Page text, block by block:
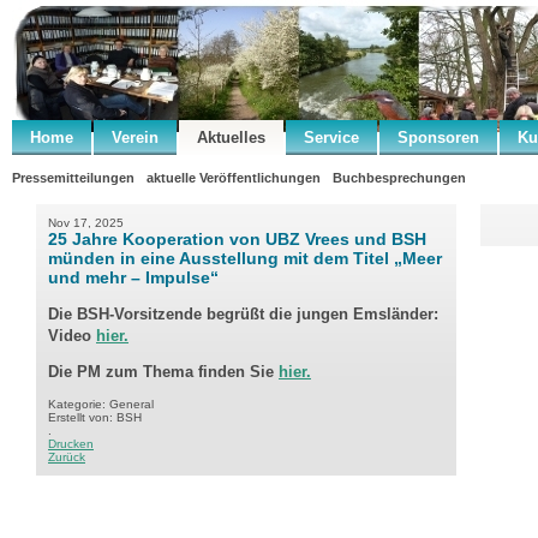
Home Verein Aktuelles Service Sponsoren
Pressemitteilungen aktuelle Veröffentlichungen Buchbesprechungen
Nov 17, 2025
25 Jahre Kooperation von UBZ Vrees und BSH
münden in eine Ausstellung mit dem Titel „Meer
und mehr – Impulse“
Die BSH-Vorsitzende begrüßt die jungen Emsländer:
Video hier.
Die PM zum Thema finden Sie hier.
Kategorie: General
Erstellt von: BSH
Drucken
Zurück